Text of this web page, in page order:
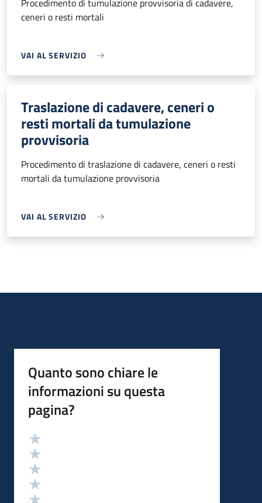
Procedimento di tumulazione provvisoria di cadavere,
ceneri o resti mortali
VAI AL SERVIZIO
Traslazione di cadavere, ceneri o
resti mortali da tumulazione
provvisoria
Procedimento di traslazione di cadavere, ceneri o resti
mortali da tumulazione provvisoria
VAI AL SERVIZIO
Quanto sono chiare le
informazioni su questa
pagina?
Valutazione